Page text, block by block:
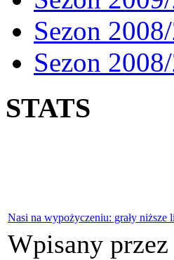
Sezon
Sezon
STATS
Nasi na wypożyczeniu: grały niższe
Wpisany